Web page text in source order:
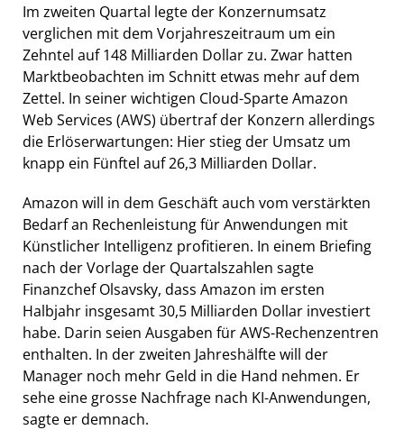
Im zweiten Quartal legte der Konzernumsatz
verglichen mit dem Vorjahreszeitraum um ein
Zehntel auf 148 Milliarden Dollar zu. Zwar hatten
Marktbeobachten im Schnitt etwas mehr auf dem
Zettel. In seiner wichtigen Cloud-Sparte Amazon
Web Services (AWS) übertraf der Konzern allerdings
die Erlöserwartungen: Hier stieg der Umsatz um
knapp ein Fünftel auf 26,3 Milliarden Dollar.
Amazon will in dem Geschäft auch vom verstärkten
Bedarf an Rechenleistung für Anwendungen mit
Künstlicher Intelligenz profitieren. In einem Briefing
nach der Vorlage der Quartalszahlen sagte
Finanzchef Olsavsky, dass Amazon im ersten
Halbjahr insgesamt 30,5 Milliarden Dollar investiert
habe. Darin seien Ausgaben für AWS-Rechenzentren
enthalten. In der zweiten Jahreshälfte will der
Manager noch mehr Geld in die Hand nehmen. Er
sehe eine grosse Nachfrage nach KI-Anwendungen,
sagte er demnach.